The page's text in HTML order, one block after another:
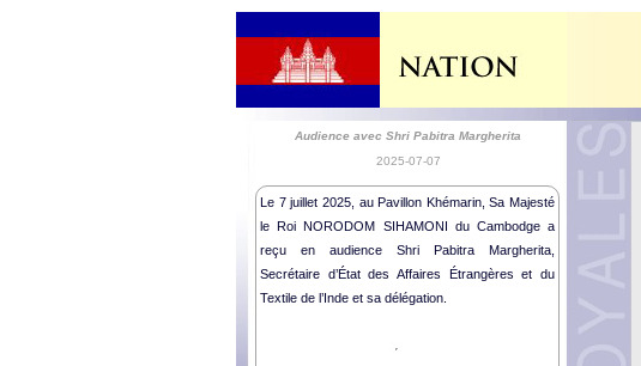
Audience avec Shri Pabitra Margherita
2025-07-07
Le 7 juillet 2025, au Pavillon Khémarin, Sa Majesté
le Roi NORODOM SIHAMONI du Cambodge a
reçu en audience Shri Pabitra Margherita,
Secrétaire d’État des Affaires Étrangères et du
Textile de l’Inde et sa délégation.